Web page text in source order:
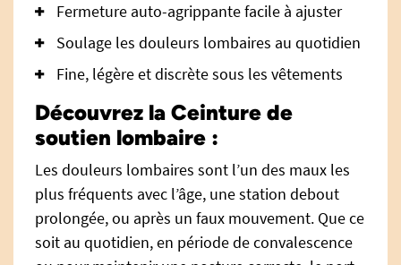
Fermeture auto-agrippante facile à ajuster
Soulage les douleurs lombaires au quotidien
Fine, légère et discrète sous les vêtements
Découvrez la Ceinture de
soutien lombaire :
Les douleurs lombaires sont l’un des maux les
plus fréquents avec l’âge, une station debout
prolongée, ou après un faux mouvement. Que ce
soit au quotidien, en période de convalescence